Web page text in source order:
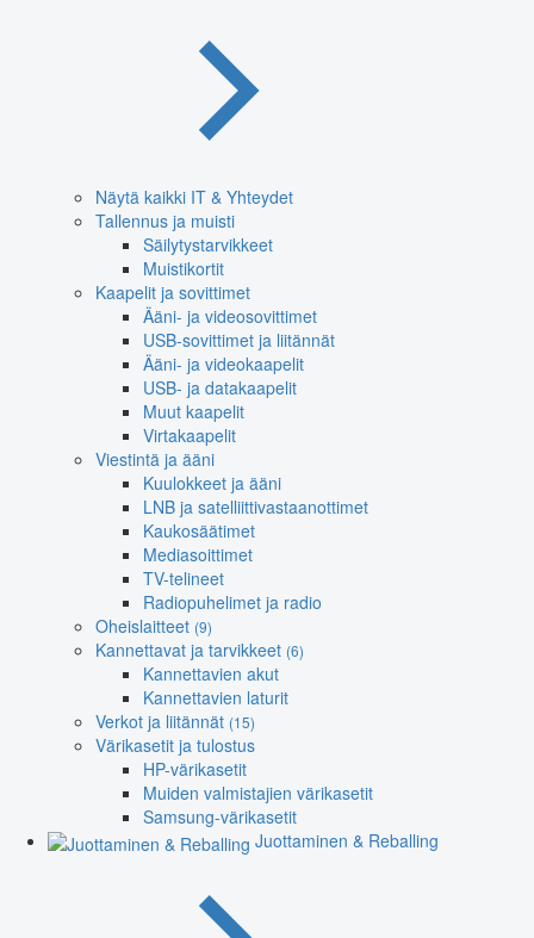
Näytä kaikki IT & Yhteydet
Tallennus ja muisti
Säilytystarvikkeet
Muistikortit
Kaapelit ja sovittimet
Ääni- ja videosovittimet
USB-sovittimet ja liitännät
Ääni- ja videokaapelit
USB- ja datakaapelit
Muut kaapelit
Virtakaapelit
Viestintä ja ääni
Kuulokkeet ja ääni
LNB ja satelliittivastaanottimet
Kaukosäätimet
Mediasoittimet
TV-telineet
Radiopuhelimet ja radio
Oheislaitteet (9)
Kannettavat ja tarvikkeet (6)
Kannettavien akut
Kannettavien laturit
Verkot ja liitännät (15)
Värikasetit ja tulostus
HP-värikasetit
Muiden valmistajien värikasetit
Samsung-värikasetit
Juottaminen & Reballing